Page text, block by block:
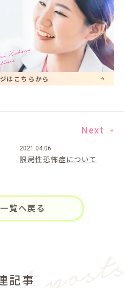
はこちらから
Next
2021.04.06
限局性恐怖症について
覧へ戻る
記事